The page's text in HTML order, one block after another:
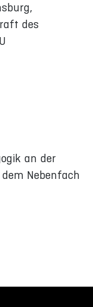
des
an der
Nebenfach